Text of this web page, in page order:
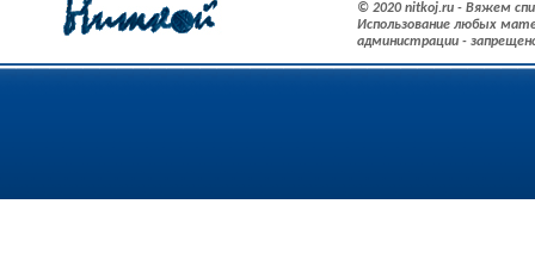
© 2020 nitkoj.ru - Вяжем
Использование любых
администрации -